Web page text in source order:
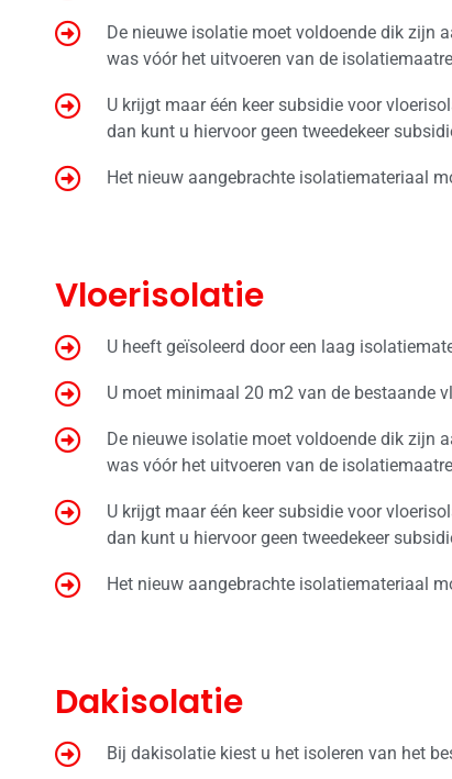
De nieuwe isolatie moet voldoende dik zijn
was vóór het uitvoeren van de
U krijgt maar één keer subsidie voor
dan kunt u hiervoor geen tweedekeer
Het nieuw aangebrachte isolatiemateriaal
Vloerisolatie
U heeft geïsoleerd door een laag
U moet minimaal 20 m2 van de bestaande
De nieuwe isolatie moet voldoende dik zijn
was vóór het uitvoeren van de
U krijgt maar één keer subsidie voor
dan kunt u hiervoor geen tweedekeer
Het nieuw aangebrachte isolatiemateriaal
Dakisolatie
Bij dakisolatie kiest u het isoleren van het